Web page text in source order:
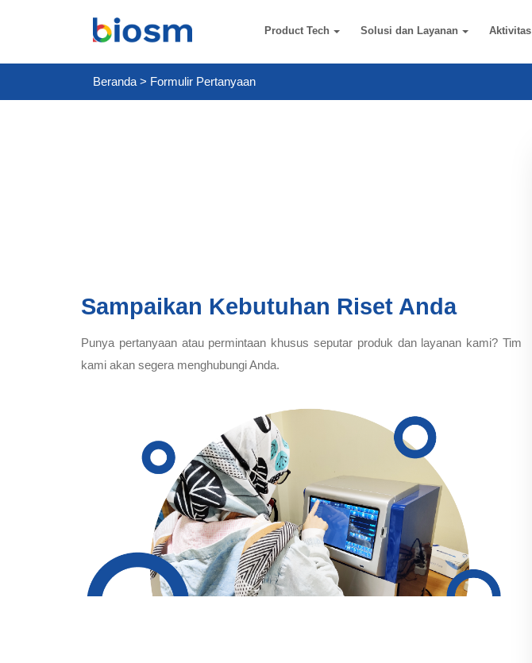
Product Tech Solusi dan Layanan Aktivitas
Beranda > Formulir Pertanyaan
Sampaikan Kebutuhan Riset Anda
Punya pertanyaan atau permintaan khusus seputar produk dan layanan kami? Tim
kami akan segera menghubungi Anda.